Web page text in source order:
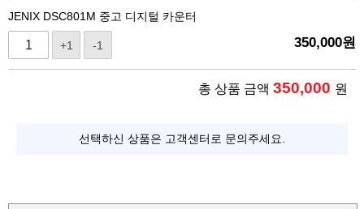
JENIX DSC801M 중고 디지털 카운터
+1 -1 350,000원
총 상품 금액 350,000 원
선택하신 상품은 고객센터로 문의주세요.